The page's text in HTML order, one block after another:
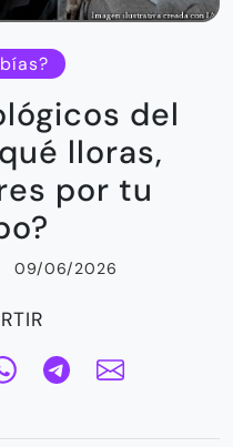
del
lloras,
por tu
09/06/2026